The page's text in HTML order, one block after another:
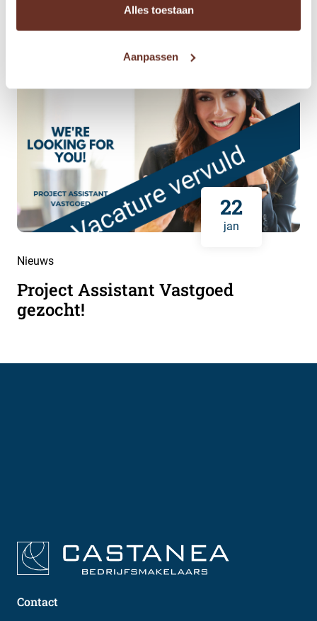
Alles toestaan
Aanpassen
22
jan
Nieuws
Project Assistant Vastgoed
gezocht!
Contact